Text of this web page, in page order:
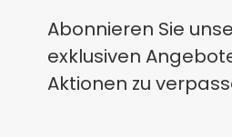
Abonnieren Sie
exklusiven
Aktionen zu